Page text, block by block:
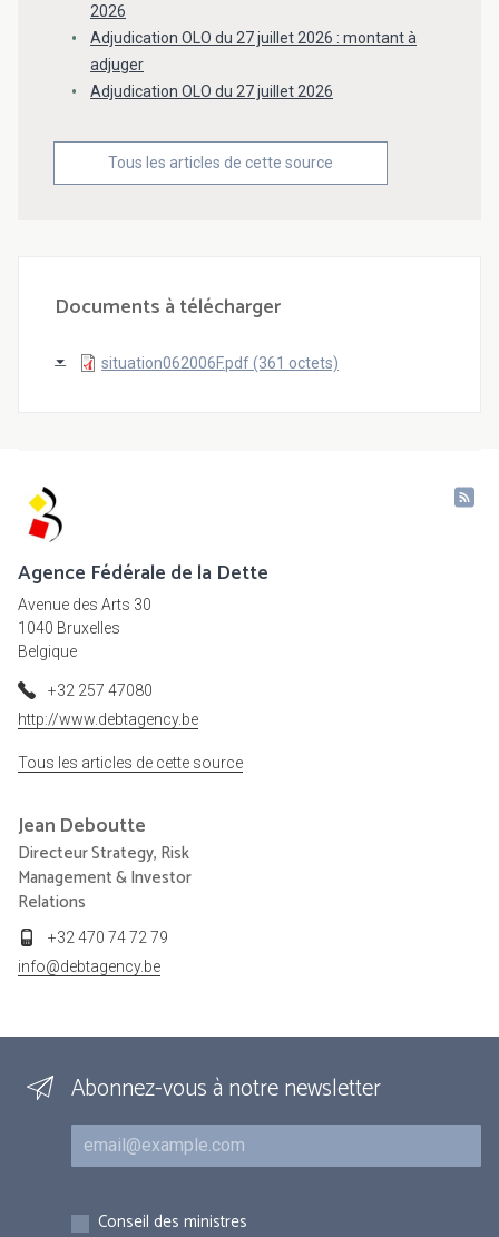
2026
Adjudication OLO du 27 juillet 2026 : montant à
adjuger
Adjudication OLO du 27 juillet 2026
Tous les articles de cette source
Documents à télécharger
situation062006F.pdf (361 octets)
Agence Fédérale de la Dette
Avenue des Arts 30
1040 Bruxelles
Belgique
+32 257 47080
http://www.debtagency.be
Tous les articles de cette source
Jean Deboutte
Directeur Strategy, Risk
Management & Investor
Relations
+32 470 74 72 79
info@debtagency.be
Abonnez-vous à notre newsletter
Courriel
Inscriptions
Conseil des ministres